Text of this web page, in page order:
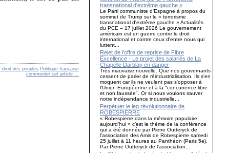
droit des peuples Politique française
commenter cet article …
transnational d'extrême gauche »
Le Parti communiste d'Espagne à propos du
sommet de Trump sur le « terrorisme
transnational d'extrême gauche » Actualités
du PCE – 17 juillet 2026 Le gouvernement
américain est en guerre contre le droit
international et contre ceux d'entre nous qui
luttent...
Rejet de l’offre de reprise de Fibre
Excellence - Le projet des salariés de La
Chapelle Darblay en danger
Très mauvaise nouvelle. Que nos gouvernants
cessent de parler de réindustrialisation. Ils s'en
moquent car ils ne veulent pas s'opposer à
l'Union Européenne et à la "concurrence libre
et non faussée". Or si nous voulons sauver
notre indépendance industrielle...
Perpétuer le leg révolutionnaire de
ROBESPIERRE
« Robespierre dans la mémoire populaire,
aujourd’hui » c’est le thème de la conférence
qui a été donnée par Pierre Outteryck de
l’association des Amis de Robespierre samedi
25 juillet à 11 heures au Panthéon (Paris 5e).
Par Pierre Outteryck de l’association...